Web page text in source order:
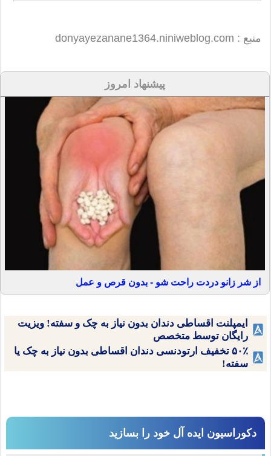
منبع : donyayezanane1364.niniweblog.com
پیشنهاد امروز
از شر زانو دردت راحت شو - بدون قرص و عمل
ایمپلنت اقساطی دندان بدون نیاز به چک و سفته! ویزیت
رایگان توسط متخصص
۵۰٪ تخفیف ارتودنسی دندان اقساطی بدون نیاز به چک یا
سفته!
دکوراسیون ایده آل خود را بسازید